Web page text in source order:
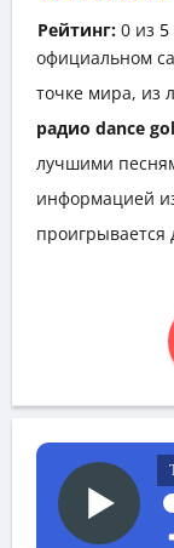
Рейтинг: 0из 5
официальном
точке мира, из
радио dance
лучшими
информацией
проигрывается